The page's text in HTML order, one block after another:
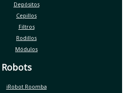
Depósitos
Cepillos
Filtros
Rodillos
Módulos
Robots
iRobot Roomba